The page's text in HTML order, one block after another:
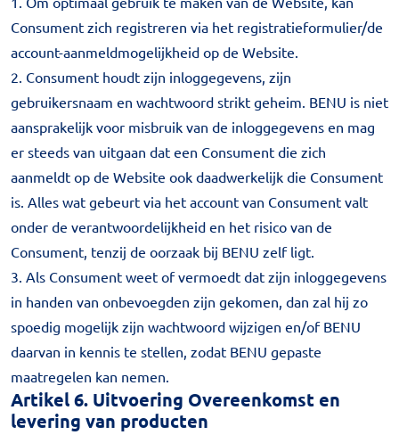
Consument zich registreren via het registratieformulier/de
account-aanmeldmogelijkheid op de Website.
2. Consument houdt zijn inloggegevens, zijn
gebruikersnaam en wachtwoord strikt geheim. BENU is niet
aansprakelijk voor misbruik van de inloggegevens en mag
er steeds van uitgaan dat een Consument die zich
aanmeldt op de Website ook daadwerkelijk die Consument
is. Alles wat gebeurt via het account van Consument valt
onder de verantwoordelijkheid en het risico van de
Consument, tenzij de oorzaak bij BENU zelf ligt.
3. Als Consument weet of vermoedt dat zijn inloggegevens
in handen van onbevoegden zijn gekomen, dan zal hij zo
spoedig mogelijk zijn wachtwoord wijzigen en/of BENU
daarvan in kennis te stellen, zodat BENU gepaste
maatregelen kan nemen.
Artikel 6. Uitvoering Overeenkomst en
levering van producten